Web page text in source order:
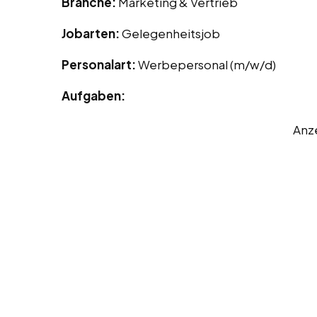
Jobarten:Gelegenheitsjob
Personalart:Werbepersonal (m/w/d)
Aufgaben: